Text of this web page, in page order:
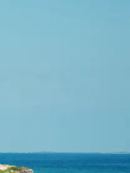
w górę i w dół lub